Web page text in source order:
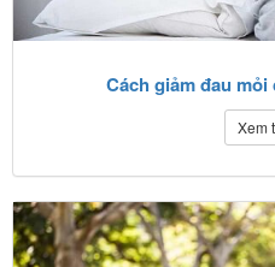
Cách giảm đau
Xem